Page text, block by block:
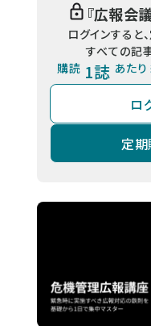
『広報会
ログインすると
すべての記
購読 1誌 あたり
ロ
定